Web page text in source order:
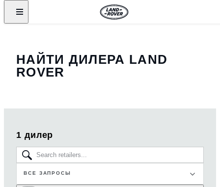
НАЙТИ ДИЛЕРА LAND
ROVER
1 дилер
ВСЕ ЗАПРОСЫ